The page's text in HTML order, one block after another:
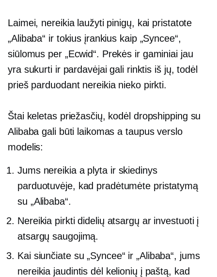
Laimei, nereikia laužyti pinigų, kai pristatote
„Alibaba“ ir tokius įrankius kaip „Syncee“,
siūlomus per „Ecwid“. Prekės ir gaminiai jau
yra sukurti ir pardavėjai gali rinktis iš jų, todėl
prieš parduodant nereikia nieko pirkti.
Štai keletas priežasčių, kodėl dropshipping su
Alibaba gali būti laikomas ataupusverslo
modelis:
Jums nereikia a plyta ir skiedinys
parduotuvėje, kad pradėtumėte pristatymą
su „Alibaba“.
Nereikia pirkti didelių atsargų ar investuoti į
atsargų saugojimą.
Kai siunčiate su „Syncee“ ir „Alibaba“, jums
nereikia jaudintis dėl kelionių į paštą, kad